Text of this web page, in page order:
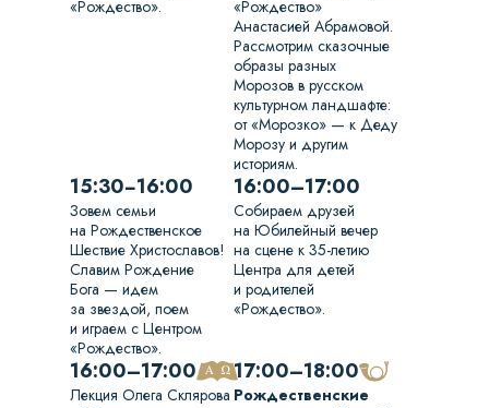
«Рождество».
«Рождество»
Анастасией Абрамовой.
Рассмотрим сказочные
образы разных
Морозов в русском
культурном ландшафте:
от «Морозко» — к Деду
Морозу и другим
историям.
15:30−16:00
Зовем семьи
на Рождественское
Шествие Христославов!
Славим Рождение
Бога — идем
за звездой, поем
и играем с Центром
«Рождество».
16:00–17:00
Собираем друзей
на Юбилейный вечер
на сцене к 35-летию
Центра для детей
и родителей
«Рождество».
16:00–17:00
Лекция Олега Склярова
17:00–18:00
Рождественские